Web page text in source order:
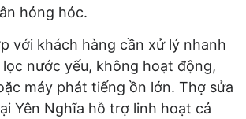
hỏng hóc.
với khách hàng cần xử lý nhanh
nước yếu, không hoạt động,
máy phát tiếng ồn lớn. Thợ sửa
Yên Nghĩa hỗ trợ linh hoạt cả